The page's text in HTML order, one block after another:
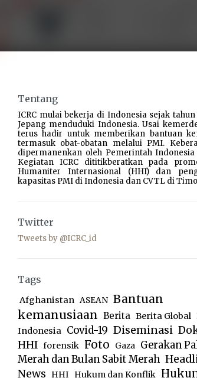
Tentang
ICRC mulai bekerja di Indonesia sejak tahun
Jepang menduduki Indonesia. Usai
terus hadir untuk memberikan bantuan
termasuk obat-obatan melalui PMI.
dipermanenkan oleh Pemerintah Indonesia
Kegiatan ICRC dititikberatkan pada
Humaniter Internasional (HHI) dan
kapasitas PMI di Indonesia dan CVTL di
Twitter
Tweets by @ICRC_id
Tags
Afghanistan ASEAN Bantuan
kemanusiaan Berita Berita Global
Indonesia Covid-19 Diseminasi
HHI forensik Foto Gaza Gerakan
Merah dan Bulan Sabit Merah
News
HHI Hukum dan Konflik